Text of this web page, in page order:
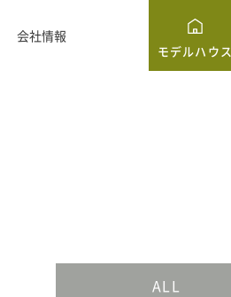
会社情報
モデルハウス
ALL